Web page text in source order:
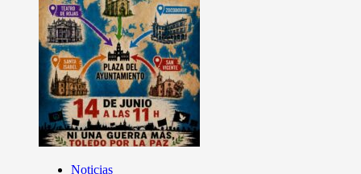
Noticias